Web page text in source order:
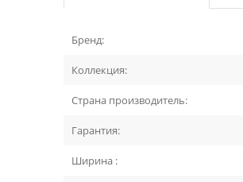
Бренд:
Коллекция:
Страна производитель:
Гарантия:
Ширина :